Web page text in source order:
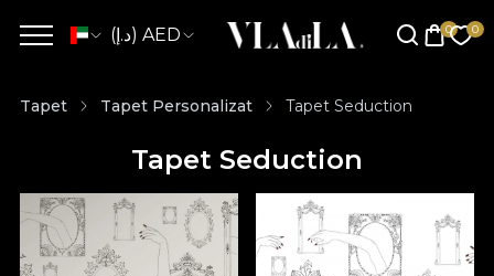
(د.إ) AED
Tapet Tapet Personalizat Tapet Seduction
Tapet Seduction